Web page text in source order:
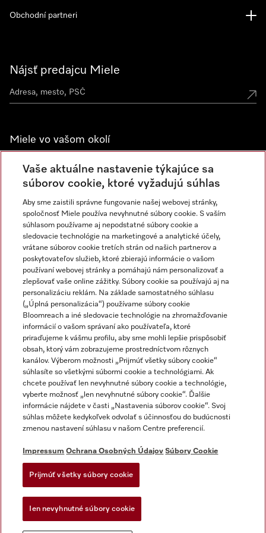
Nájsť predajcu Miele
Miele vo vašom okolí
Spoznajte predajne Miele
Newsletter
Obchodní partneri
Impressum
Obchodné podmienky
Ochrana osobných údajov
Dodacie podmienky
Akt o digitalnych sluzbach
Miele na Instagrame
Miele na YouTube
Vaše aktuálne nastavenie týkajúce sa
súborov cookie, ktoré vyžadujú súhlas
Aby sme zaistili správne fungovanie našej webovej stránky,
spoločnosť Miele používa nevyhnutné súbory cookie. S vaším
súhlasom používame aj nepodstatné súbory cookie a
sledovacie technológie na marketingové a analytické účely,
vrátane súborov cookie tretích strán od našich partnerov a
poskytovateľov služieb, ktoré zbierajú informácie o vašom
používaní webovej stránky a pomáhajú nám personalizovať a
zlepšovať vaše online zážitky. Súbory cookie sa používajú aj na
personalizáciu reklám. Na základe samostatného súhlasu
(„Úplná personalizácia“) používame súbory cookie
Bloomreach a iné sledovacie technológie na zhromažďovanie
informácií o vašom správaní ako používateľa, ktoré
priraďujeme k vášmu profilu, aby sme mohli lepšie prispôsobiť
obsah, ktorý vám zobrazujeme prostredníctvom rôznych
kanálov. Výberom možnosti „Prijmúť všetky súbory cookie“
súhlasíte so všetkými súbormi cookie a technológiami. Ak
chcete používať len nevyhnutné súbory cookie a technológie,
vyberte možnosť „len nevyhnutné súbory cookie“. Ďalšie
informácie nájdete v časti „Nastavenia súborov cookie“. Svoj
súhlas môžete kedykoľvek odvolať s účinnosťou do budúcnosti
zmenou nastavení súhlasu v našom Centre preferencií.
Impressum Ochrana Osobných Údajov Súbory Cookie
Prijmúť všetky súbory cookie
Ien nevyhnutné súbory cookie